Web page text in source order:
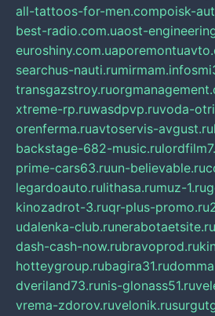
all-tattoos-for-men.compoisk-
best-radio.com.uaost-
euroshiny.com.ua
searchus-nauti.rumirmam.info
transgazstroy.ru
xtreme-rp.ruwasdpvp.ruvoda-
orenferma.ruavtoservis-avgust.ru
backstage-682-music.ru
prime-cars63.ruun-believable.ru
legardoauto.rulithasa.rumuz-1.ru
kinozadrot-3.ruqr-plus-promo.ru
udalenka-club.runerabotaetsite.ru
dash-cash-now.rubravoprod.ru
hotteygroup.rubagira31.ru
dveriland73.runis-glonass51.ru
vrema-zdorov.ruvelonik.ru